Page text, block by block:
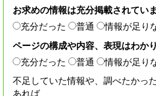
お求めの情報は充分掲載されてい
充分だった
普通
情報が足り
ページの構成や内容、表現はわか
充分だった
普通
情報が足り
不足していた情報や、調べたかっ
あれば